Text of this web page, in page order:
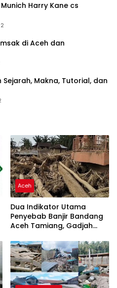
Harry Kane cs
2
di Aceh dan
Sejarah, Makna, Tutorial, dan
Aceh
Dua Indikator Utama
Penyebab Banjir Bandang
Aceh Tamiang, Gadjah
DAS